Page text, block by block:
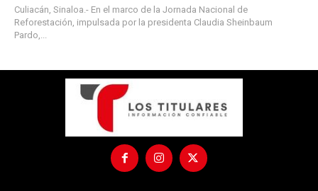
Culiacán, Sinaloa.- En el marco de la Jornada Nacional de
Reforestación, impulsada por la presidenta Claudia Sheinbaum
Pardo,...